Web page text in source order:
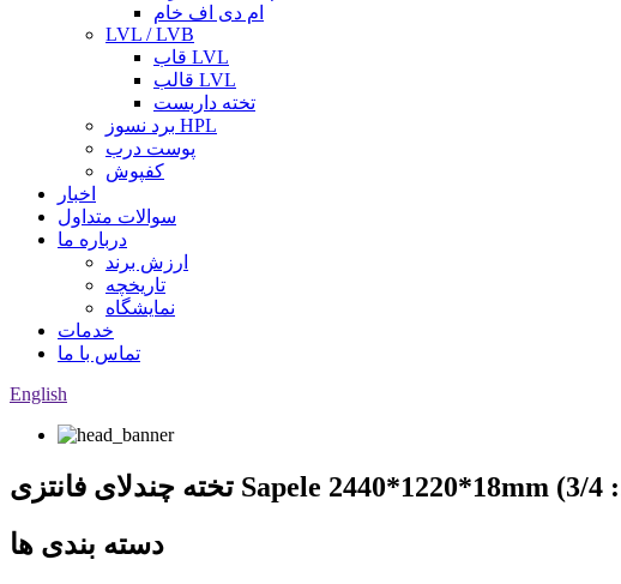
ام دی اف خام
LVL / LVB
قاب LVL
قالب LVL
تخته داربست
برد نسوز HPL
پوست درب
کفپوش
اخبار
سوالات متداول
درباره ما
ارزش برند
تاریخچه
نمایشگاه
خدمات
تماس با ما
English
دسته بندی ها